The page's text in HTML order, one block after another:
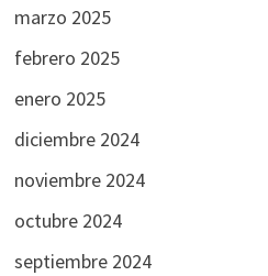
marzo 2025
febrero 2025
enero 2025
diciembre 2024
noviembre 2024
octubre 2024
septiembre 2024